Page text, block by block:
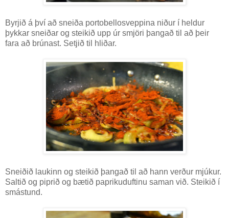
Byrjið á því að sneiða portobellosveppina niður í heldur
þykkar sneiðar og steikið upp úr smjöri þangað til að þeir
fara að brúnast. Setjið til hliðar.
Sneiðið laukinn og steikið þangað til að hann verður mjúkur.
Saltið og piprið og bætið paprikuduftinu saman við. Steikið í
smástund.